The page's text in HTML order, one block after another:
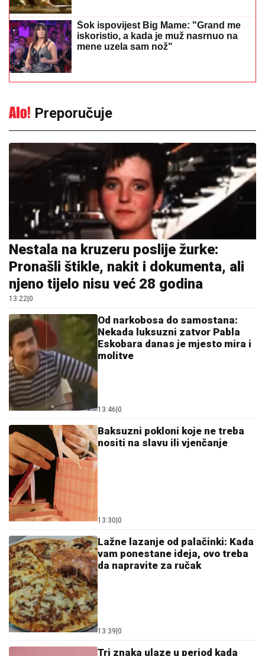
Šok ispovijest Big Mame: "Grand me
iskoristio, a kada je muž nasrnuo na
mene uzela sam nož"
Preporučuje
Nestala na kruzeru poslije žurke:
Pronašli štikle, nakit i dokumenta, ali
njeno tijelo nisu već 28 godina
13:22|0
Od narkobosa do samostana:
Nekada luksuzni zatvor Pabla
Eskobara danas je mjesto mira i
molitve
13:46|0
Baksuzni pokloni koje ne treba
nositi na slavu ili vjenčanje
13:30|0
Lažne lazanje od palačinki: Kada
vam ponestane ideja, ovo treba
da napravite za ručak
13:39|0
Tri znaka ulaze u period kada